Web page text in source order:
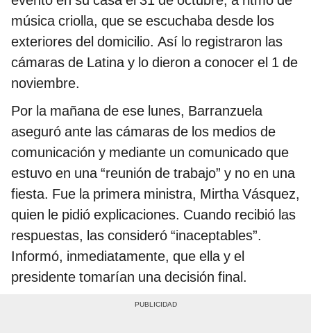
música criolla, que se escuchaba desde los
exteriores del domicilio. Así lo registraron las
cámaras de Latina y lo dieron a conocer el 1 de
noviembre.
Por la mañana de ese lunes, Barranzuela
aseguró ante las cámaras de los medios de
comunicación y mediante un comunicado que
estuvo en una “reunión de trabajo” y no en una
fiesta. Fue la primera ministra, Mirtha Vásquez,
quien le pidió explicaciones. Cuando recibió las
respuestas, las consideró “inaceptables”.
Informó, inmediatamente, que ella y el
presidente tomarían una decisión final.